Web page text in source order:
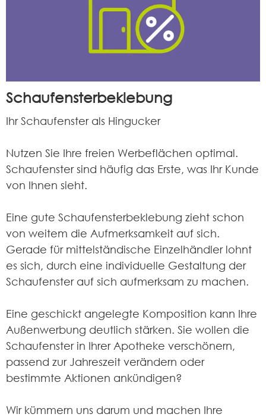
Schaufensterbeklebung
Ihr Schaufenster als Hingucker
Nutzen Sie Ihre freien Werbeflächen optimal.
Schaufenster sind häufig das Erste, was Ihr Kunde
von Ihnen sieht.
Eine gute Schaufensterbeklebung zieht schon
von weitem die Aufmerksamkeit auf sich.
Gerade für mittelständische Einzelhändler lohnt
es sich, durch eine individuelle Gestaltung der
Schaufenster auf sich aufmerksam zu machen.
Eine geschickt angelegte Komposition kann Ihre
Außenwerbung deutlich stärken. Sie wollen die
Schaufenster in Ihrer Apotheke verschönern,
passend zur Jahreszeit verändern oder
bestimmte Aktionen ankündigen?
Wir kümmern uns darum und machen Ihre